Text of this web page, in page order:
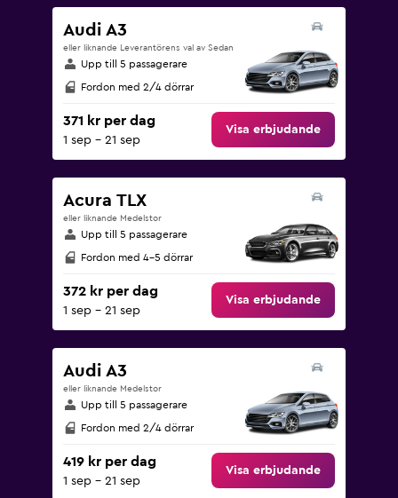
Audi A3
eller liknande Leverantörens val av Sedan
Upp till 5 passagerare
Fordon med 2/4 dörrar
371 kr per dag
1 sep - 21 sep
Visa erbjudande
Acura TLX
eller liknande Medelstor
Upp till 5 passagerare
Fordon med 4-5 dörrar
372 kr per dag
1 sep - 21 sep
Visa erbjudande
Audi A3
eller liknande Medelstor
Upp till 5 passagerare
Fordon med 2/4 dörrar
419 kr per dag
1 sep - 21 sep
Visa erbjudande